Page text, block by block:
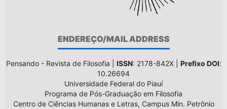
ENDEREÇO/MAIL ADDRESS
Pensando - Revista de Filosofia | ISSN: 2178-842X | Prefixo DOI:
10.26694
Universidade Federal do Piauí
Programa de Pós-Graduação em Filosofia
Centro de Ciências Humanas e Letras, Campus Min. Petrônio